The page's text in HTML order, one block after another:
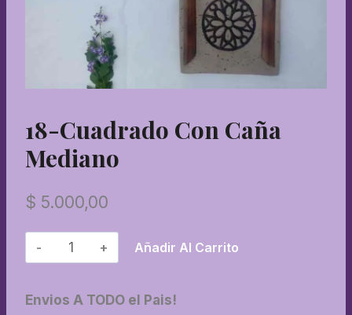
18-Cuadrado Con Caña
Mediano
$ 5.000,00
18-
Cuadrado
caña
Añadir Al Carrito
Envios A TODO el Pais!